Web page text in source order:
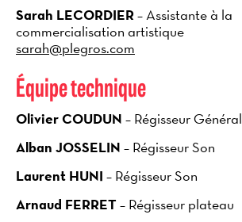
Sarah LECORDIER– Assistante à la
commercialisation artistique
sarah@plegros.com
Équipe technique
Olivier COUDUN – Régisseur Général
Alban JOSSELIN – Régisseur Son
Laurent HUNI – Régisseur Son
Arnaud FERRET – Régisseur plateau